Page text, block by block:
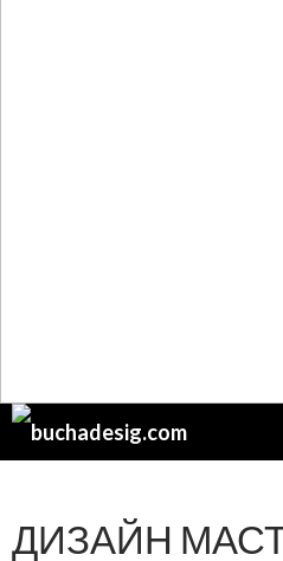
Поиск
ДИЗАЙН